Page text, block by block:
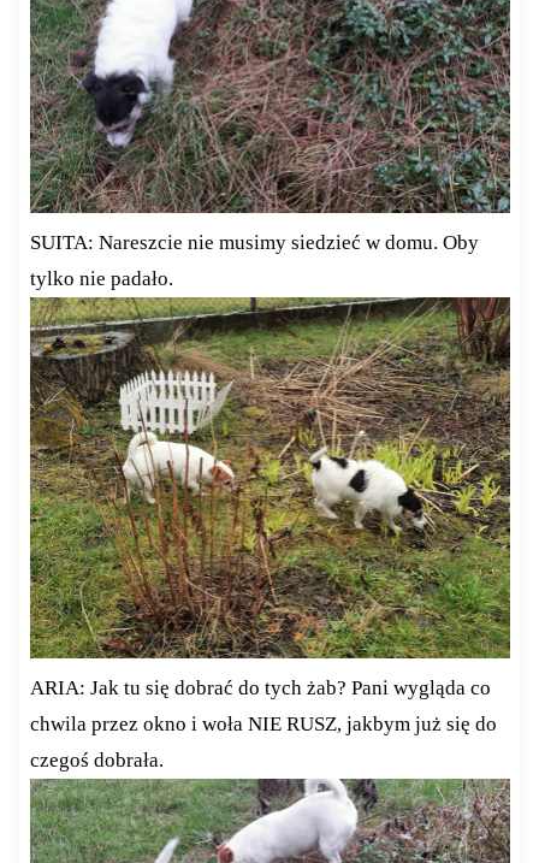
SUITA: Nareszcie nie musimy siedzieć w domu. Oby
tylko nie padało.
ARIA: Jak tu się dobrać do tych żab? Pani wygląda co
chwila przez okno i woła NIE RUSZ, jakbym już się do
czegoś dobrała.